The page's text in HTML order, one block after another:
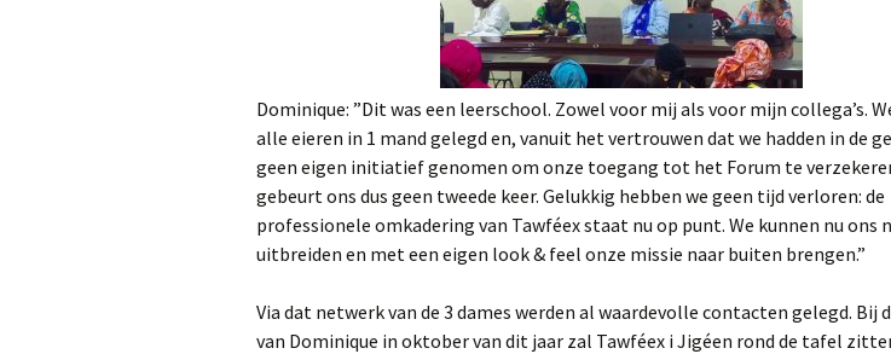
Dominique: ”Dit was een leerschool. Zowel voor mij als voor mijn collega’s.
alle eieren in 1 mand gelegd en, vanuit het vertrouwen dat we hadden in de
geen eigen initiatief genomen om onze toegang tot het Forum te
gebeurt ons dus geen tweede keer. Gelukkig hebben we geen tijd verloren: de
professionele omkadering van Tawféex staat nu op punt. We kunnen nu ons
uitbreiden en met een eigen look & feel onze missie naar buiten brengen.”
Via dat netwerk van de 3 dames werden al waardevolle contacten gelegd. Bij
van Dominique in oktober van dit jaar zal Tawféex i Jigéen rond de tafel